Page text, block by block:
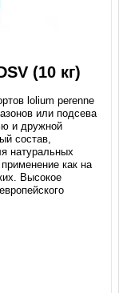
(10 кг)
lolium perenne
или подсева
и дружной
состав,
натуральных
как на
Высокое